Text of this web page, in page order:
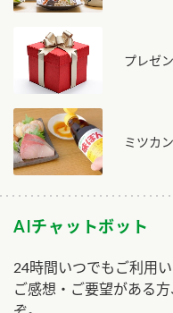
プレゼ
ミツカ
AIチャットボット
24時間いつでもご利用い
ご感想・ご要望がある